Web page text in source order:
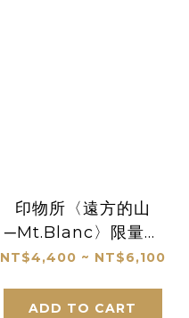
印物所〈遠方的山
─Mt.Blanc〉限量版
畫
NT$4,400 ~ NT$6,100
ADD TO CART